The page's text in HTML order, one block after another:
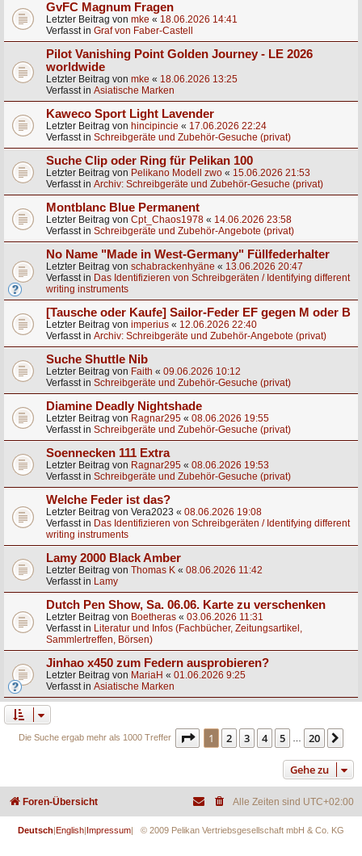
GvFC Magnum Fragen
Letzter Beitrag von mke « 18.06.2026 14:41
Verfasst in Graf von Faber-Castell
Pilot Vanishing Point Golden Journey - LE 2026
worldwide
Letzter Beitrag von mke « 18.06.2026 13:25
Verfasst in Asiatische Marken
Kaweco Sport Light Lavender
Letzter Beitrag von hincipincie « 17.06.2026 22:24
Verfasst in Schreibgeräte und Zubehör-Gesuche (privat)
Suche Clip oder Ring für Pelikan 100
Letzter Beitrag von Pelikano Modell zwo « 15.06.2026 21:53
Verfasst in Archiv: Schreibgeräte und Zubehör-Gesuche (privat)
Montblanc Blue Permanent
Letzter Beitrag von Cpt_Chaos1978 « 14.06.2026 23:58
Verfasst in Schreibgeräte und Zubehör-Angebote (privat)
No Name "Made in West-Germany" Füllfederhalter
Letzter Beitrag von schabrackenhyäne « 13.06.2026 20:47
Verfasst in Das Identifizieren von Schreibgeräten / Identifying different
writing instruments
[Tausche oder Kaufe] Sailor-Feder EF gegen M oder B
Letzter Beitrag von imperius « 12.06.2026 22:40
Verfasst in Archiv: Schreibgeräte und Zubehör-Angebote (privat)
Suche Shuttle Nib
Letzter Beitrag von Faith « 09.06.2026 10:12
Verfasst in Schreibgeräte und Zubehör-Gesuche (privat)
Diamine Deadly Nightshade
Letzter Beitrag von Ragnar295 « 08.06.2026 19:55
Verfasst in Schreibgeräte und Zubehör-Gesuche (privat)
Soennecken 111 Extra
Letzter Beitrag von Ragnar295 « 08.06.2026 19:53
Verfasst in Schreibgeräte und Zubehör-Gesuche (privat)
Welche Feder ist das?
Letzter Beitrag von Vera2023 « 08.06.2026 19:08
Verfasst in Das Identifizieren von Schreibgeräten / Identifying different
writing instruments
Lamy 2000 Black Amber
Letzter Beitrag von Thomas K « 08.06.2026 11:42
Verfasst in Lamy
Dutch Pen Show, Sa. 06.06. Karte zu verschenken
Letzter Beitrag von Boetheras « 03.06.2026 11:31
Verfasst in Literatur und Infos (Fachbücher, Zeitungsartikel,
Sammlertreffen, Börsen)
Jinhao x450 zum Federn ausprobieren?
Letzter Beitrag von MariaH « 01.06.2026 9:25
Verfasst in Asiatische Marken
Die Suche ergab mehr als 1000 Treffer Seite 1von 20
1 2 3 4 5 … 20
Gehe zu
Foren-Übersicht Alle Zeiten sind UTC+02:00
Deutsch English Impressum | © 2009 Pelikan Vertriebsgesellschaft mbH & Co. KG